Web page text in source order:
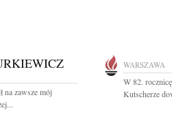
na zawsze mój
WARSZAWA
W 82.
Kutscherze